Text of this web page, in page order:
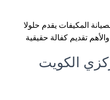
المكيفات يقدم حلولا
تقديم كفالة حقيقية
الكويت